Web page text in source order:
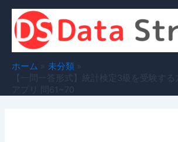
ホーム
未分類
【一問一答形式】統計検定3級を受験す
アプリ 問61~70